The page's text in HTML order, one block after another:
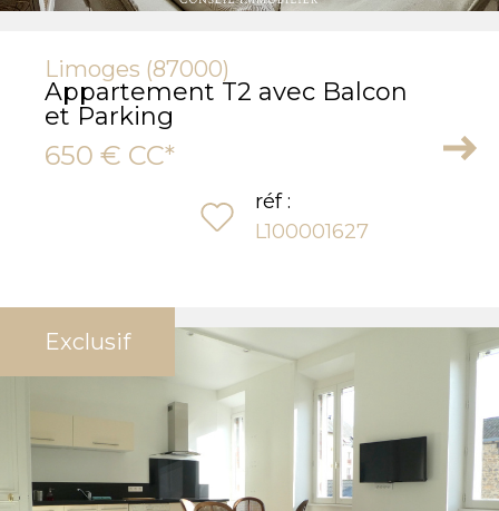
Limoges (87000)
Appartement T2 avec Balcon
et Parking
650 € CC*
réf :
L100001627
Exclusif